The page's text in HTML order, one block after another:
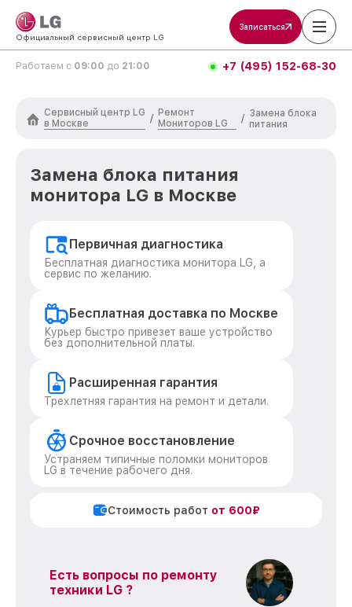
Официальный сервисный центр LG
Записаться
Работаем с 09:00 до 21:00 +7 (495) 152-68-30
Сервисный центр LG
в Москве
/
Ремонт
Мониторов LG
/ Замена блока
питания
Замена блока питания
монитора LG в Москве
Первичная диагностика
Бесплатная диагностика монитора LG, а
сервис по желанию.
Бесплатная доставка по Москве
Курьер быстро привезет ваше устройство
без дополнительной платы.
Расширенная гарантия
Трехлетняя гарантия на ремонт и детали.
Срочное восстановление
Устраняем типичные поломки мониторов
LG в течение рабочего дня.
Стоимость работ от 600₽
Есть вопросы по ремонту
техники LG ?